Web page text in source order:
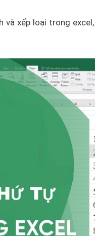
và xếp loại trong